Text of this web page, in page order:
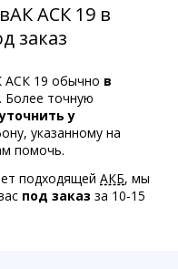
АСК 19 в
заказ
АСК 19 обычно в
. Более точную
у
указанному на
помочь.
подходящей АКБ, мы
под заказ за 10-15